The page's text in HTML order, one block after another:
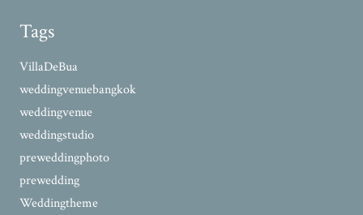
Tags
VillaDeBua
weddingvenuebangkok
weddingvenue
weddingstudio
preweddingphoto
prewedding
Weddingtheme